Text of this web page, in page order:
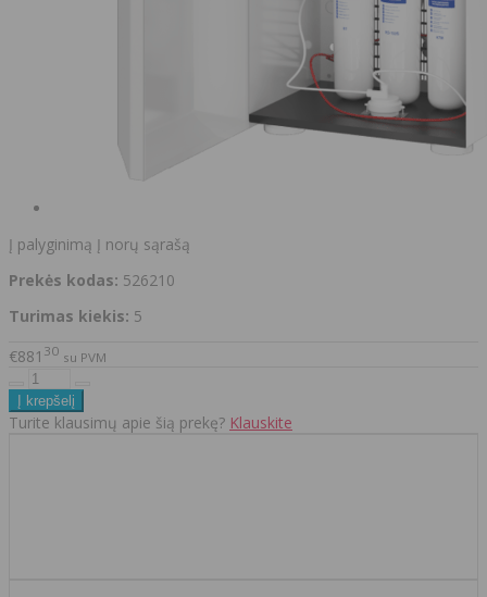
Į palyginimą Į norų sąrašą
Prekės kodas: 526210
Turimas kiekis: 5
€881 30 su PVM
Turite klausimų apie šią prekę? Klauskite